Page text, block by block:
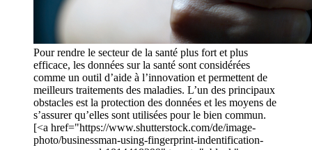
Pour rendre le secteur de la santé plus fort et plus
efficace, les données sur la santé sont considérées
comme un outil d’aide à l’innovation et permettent de
meilleurs traitements des maladies. L’un des principaux
obstacles est la protection des données et les moyens de
s’assurer qu’elles sont utilisées pour le bien commun.
[<a href="https://www.shutterstock.com/de/image-
photo/businessman-using-fingerprint-indentification-